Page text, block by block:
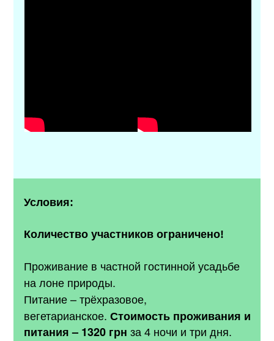
Условия:
Количество участников ограничено!
Проживание в частной гостинной усадьбе
на лоне природы.
Питание – трёхразовое,
вегетарианское.Стоимость проживания и
питания – 1320 грн за 4 ночи и три дня.